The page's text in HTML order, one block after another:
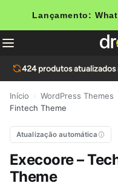
Lançamento:
424produtos atualizados
Início WordPress Themes
Fintech Theme
Atualização automática
Execoore –
Theme